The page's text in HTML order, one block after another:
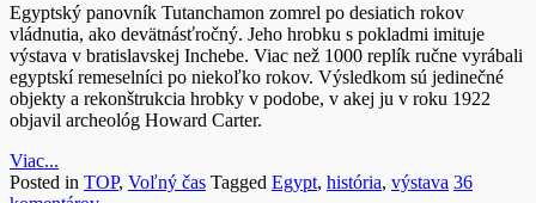
Egyptský panovník Tutanchamon zomrel po desiatich rokov
vládnutia, ako devätnásťročný. Jeho hrobku s pokladmi imituje
výstava v bratislavskej Inchebe. Viac než 1000 replík ručne vyrábali
egyptskí remeselníci po niekoľko rokov. Výsledkom sú jedinečné
objekty a rekonštrukcia hrobky v podobe, v akej ju v roku 1922
objavil archeológ Howard Carter.
Viac...
Posted in TOP, Voľný čas Tagged Egypt, história, výstava 36